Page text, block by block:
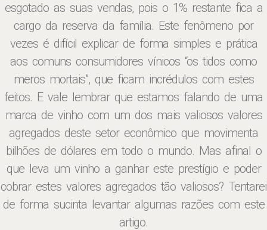
esgotado as suas vendas, pois o 1% restante fica a
cargo da reserva da família. Este fenômeno por
vezes é difícil explicar de forma simples e prática
aos comuns consumidores vínicos “os tidos como
meros mortais”, que ficam incrédulos com estes
feitos. E vale lembrar que estamos falando de uma
marca de vinho com um dos mais valiosos valores
agregados deste setor econômico que movimenta
bilhões de dólares em todo o mundo. Mas afinal o
que leva um vinho a ganhar este prestígio e poder
cobrar estes valores agregados tão valiosos? Tentarei
de forma sucinta levantar algumas razões com este
artigo.